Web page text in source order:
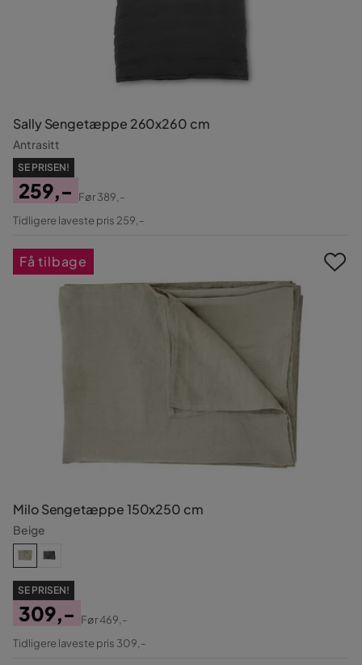
Sally Sengetæppe 260x260 cm
Antrasitt
SE PRISEN!
Pris
259,-
Original
Før389,-
Tidligere laveste pris 259,-
Milo Sengetæppe 150x250 cm
Beige
SE PRISEN!
Pris
309,-
Original
Før469,-
Tidligere laveste pris 309,-
Få tilbage